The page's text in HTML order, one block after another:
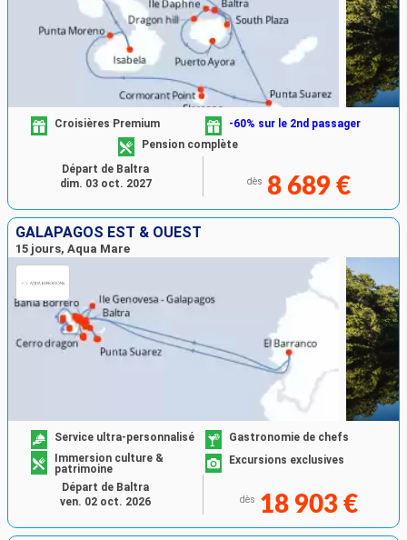
Croisières Premium
-60% sur le 2nd passager
Pension complète
dès 8 689 €
Départ de Baltra
dim. 03 oct. 2027
GALAPAGOS EST & OUEST
15 jours, Aqua Mare
Service ultra-personnalisé
Gastronomie de chefs
Immersion culture &
patrimoine
Excursions exclusives
dès 18 903 €
Départ de Baltra
ven. 02 oct. 2026